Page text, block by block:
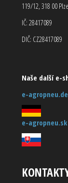
119/12, 318 00
IČ: 28417089
DIČ: CZ28417089
Naše další e-
e-agropneu.de
e-agropneu.sk